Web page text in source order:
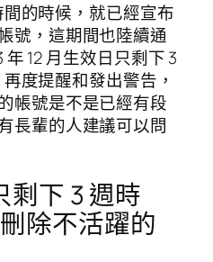
的時候，就已經宣布
號，這期間也陸續通
12 月生效日只剩下 3
度提醒和發出警告，
帳號是不是已經有段
長輩的人建議可以問
剩下 3 週時
除不活躍的